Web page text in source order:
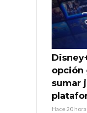
opción
sumar
Hace 20